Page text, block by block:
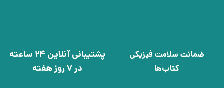
ضمانت سلامت فیزیکی
کتاب‌ها
پشتیبانی آنلاین 24 ساعته
در 7 روز هفته